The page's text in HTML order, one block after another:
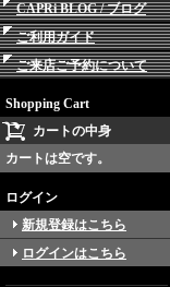
CAPRi BLOG / ブログ
ご利用ガイド
ご来店ご予約について
Shopping Cart
カートの中身
カートは空です。
ログイン
新規登録はこちら
ログインはこちら